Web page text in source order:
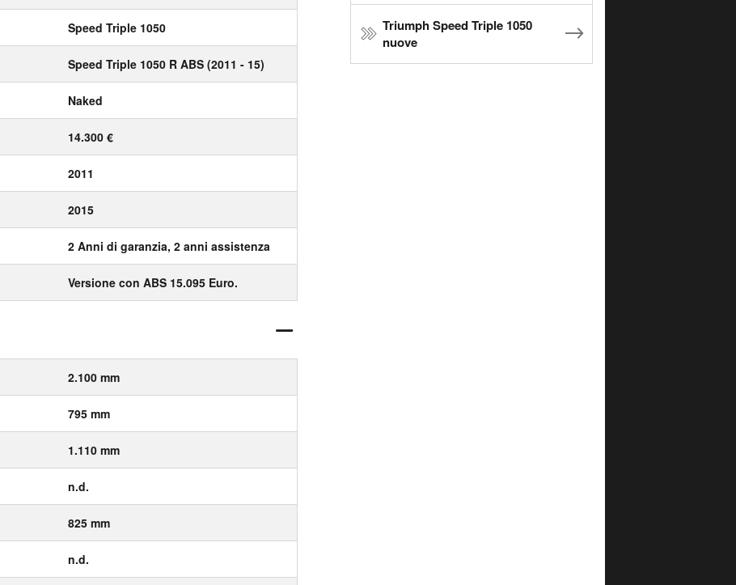
Speed Triple 1050
Speed Triple 1050 R ABS (2011 - 15)
Naked
14.300 €
2011
2015
2 Anni di garanzia, 2 anni assistenza
Versione con ABS 15.095 Euro.
2.100 mm
795 mm
1.110 mm
n.d.
825 mm
n.d.
Triumph Speed Triple 1050
nuove